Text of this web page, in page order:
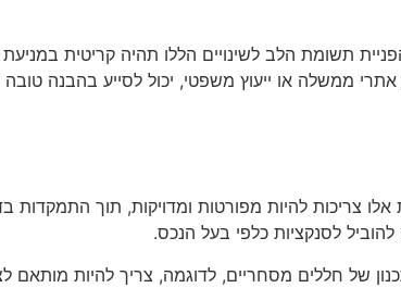
תשומת הלב לשינויים הללו תהיה קריטית
ממשלה או ייעוץ משפטי, יכול לסייע בהבנה
אלו צריכות להיות מפורטות ומדויקות, תוך התמקדות
לסנקציות כלפי בעל הנכס.
של חללים מסחריים, לדוגמה, צריך להיות מותאם